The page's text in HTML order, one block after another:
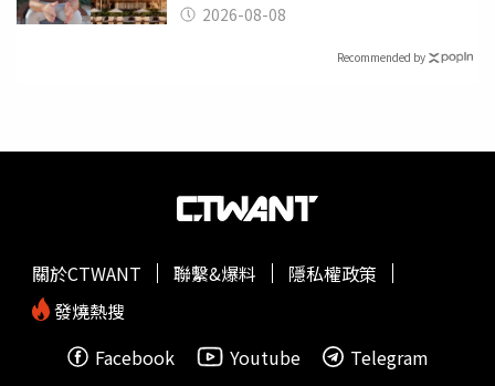
2026-08-08
Recommended by
關於CTWANT 聯繫&爆料
隱私權政策
發燒熱搜
Facebook
Youtube Telegram